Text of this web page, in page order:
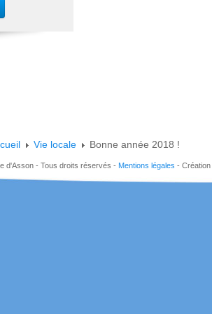
Vie locale Bonne année 2018 !
d'Asson - Tous droits réservés - Mentions légales - Création